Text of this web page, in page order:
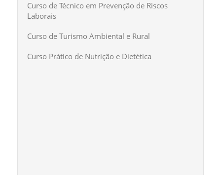
Curso de Técnico em Prevenção de Riscos
Laborais
Curso de Turismo Ambiental e Rural
Curso Prático de Nutrição e Dietética